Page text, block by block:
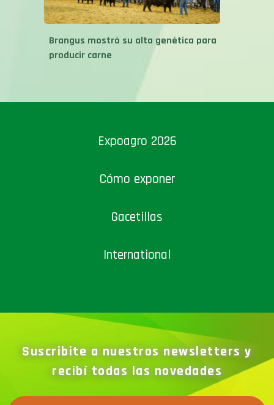
Brangus mostró su alta genética para
producir carne
Expoagro 2026
Cómo exponer
Gacetillas
International
Suscribite a nuestros newsletters y
recibí todas las novedades